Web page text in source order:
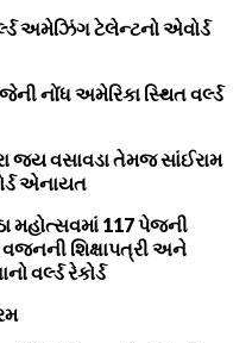
અમેઝિંગ ટેલેન્ટનો એવોર્ડ
નોંધ અમેરિકા સ્થિત વર્લ્ડ
જય વસાવડા તેમજ સાંઈરામ
એનાયત
મહોત્સવમાં 117 પેજની
શિક્ષાપત્રી અને
વર્લ્ડ રેકોર્ડ